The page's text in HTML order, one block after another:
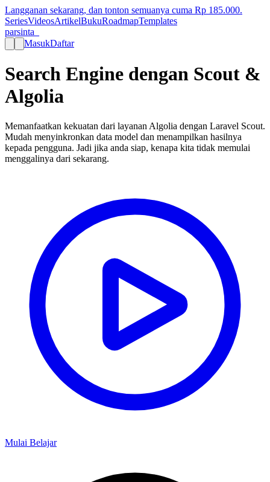
Langganan sekarang, dan tonton semuanya cuma Rp 185.000.
SeriesVideosArtikelBukuRoadmapTemplates
parsinta_
MasukDaftar
Search Engine dengan Scout &
Algolia
Memanfaatkan kekuatan dari layanan Algolia dengan Laravel Scout.
Mudah menyinkronkan data model dan menampilkan hasilnya
kepada pengguna. Jadi jika anda siap, kenapa kita tidak memulai
menggalinya dari sekarang.
Mulai Belajar